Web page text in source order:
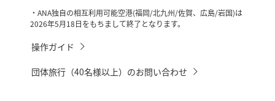
チェックイン・チェックアウトを選択
・ANA独自の相互利用可能空港(福岡/北九州/佐賀、広島/岩国)は
2026年5月18日をもちまして終了となります。
操作ガイド
団体旅行（40名様以上）のお問い合わせ